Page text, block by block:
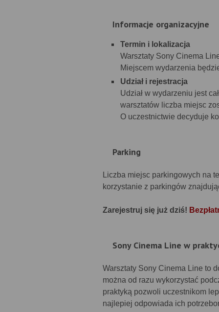
Informacje organizacyjne
Termin i lokalizacja
Warsztaty Sony Cinema
Miejscem wydarzenia
Udział i rejestracja
Udział w wydarzeniu jest
warsztatów liczba miejsc
O uczestnictwie decyduje
Parking
Liczba miejsc parkingowych na
korzystanie z parkingów
Zarejestruj się już dziś!
Sony Cinema Line w
Warsztaty Sony Cinema Line to
można od razu wykorzystać
praktyką pozwoli uczestnikom
najlepiej odpowiada ich